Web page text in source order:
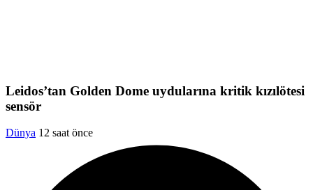
Leidos’tan Golden Dome uydularına kritik kızılötesi
sensör
Dünya 12 saat önce